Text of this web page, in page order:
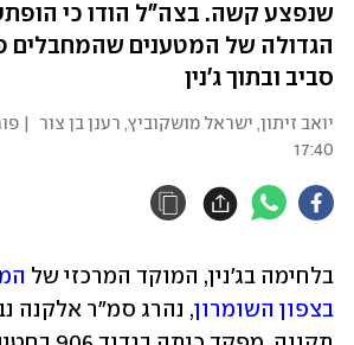
שנפצע קשה. בצה"ל הודו כי
הגדולה של המטענים שהמחבלים
סביב ובתוך ג'נין
יואב זיתון, ישראל מושקוביץ, רענן בן צור |
17:40
בלחימה בג'נין, המוקד המרכזי של
בצפון השומרון